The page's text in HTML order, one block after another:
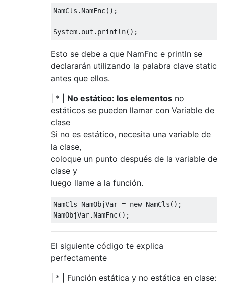
NamCls . NamFnc();
System. out . println();
Esto se debe a que NamFnc e println se
declararán utilizando la palabra clave static
antes que ellos.
| * | No estático: los elementos no
estáticos se pueden llamar con Variable de
clase
Si no es estático, necesita una variable de
la clase,
coloque un punto después de la variable de
clase y
luego llame a la función.
NamCls NamObjVar = new NamCls ();
NamObjVar. NamFnc();
El siguiente código te explica
perfectamente
| * | Función estática y no estática en clase: